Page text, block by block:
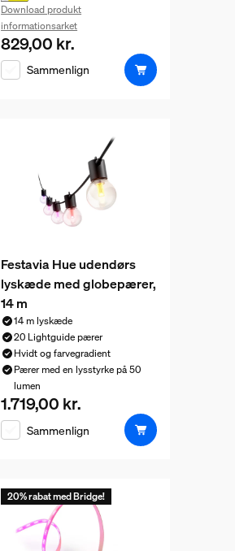
Download produkt
informationsarket
Nuværende pris er 829,00 kr.
829,00 kr.
Sammenlign
Festavia Hue udendørs
lyskæde med globepærer,
14 m
14 m lyskæde
20 Lightguide pærer
Hvidt og farvegradient
Pærer med en lysstyrke på 50
lumen
Nuværende pris er 1.719,00 kr.
1.719,00 kr.
Sammenlign
20% rabat med Bridge!